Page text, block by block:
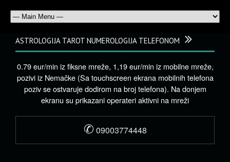
ASTROLOGIJA TAROT NUMEROLOGIJA TELEFONOM
0.79 eur/min iz fiksne mreže, 1,19 eur/min iz mobilne mreže,
pozivi iz Nemačke (Sa touchscreen ekrana mobilnih telefona
poziv se ostvaruje dodirom na broj telefona). Na donjem
ekranu su prikazani operateri aktivni na mreži
✆ 09003774448